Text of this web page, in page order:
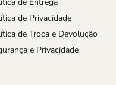
de Privacidade
de Troca e Devolução
e Privacidade